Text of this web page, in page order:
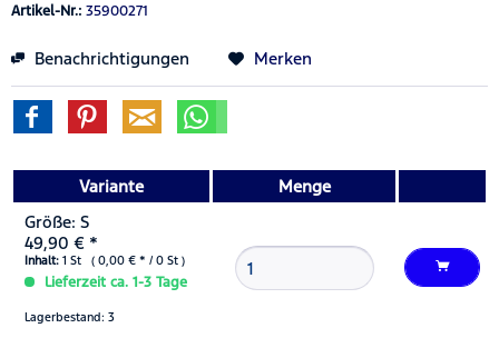
Artikel-Nr.: 35900271
Benachrichtigungen Merken
Variante
Menge
Größe: S
49,90 € *
Inhalt: 1 St ( 0,00 € * / 0 St )
Lieferzeit ca. 1-3 Tage
Lagerbestand: 3